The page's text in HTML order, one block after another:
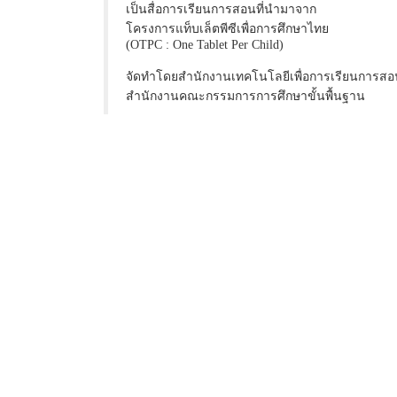
เป็นสื่อการเรียนการสอนที่นำมาจาก
โครงการแท็บเล็ตพีซีเพื่อการศึกษาไทย
(OTPC : One Tablet Per Child)
จัดทำโดยสำนักงานเทคโนโลยีเพื่อการเรียนการส
สำนักงานคณะกรรมการการศึกษาขั้นพื้นฐาน